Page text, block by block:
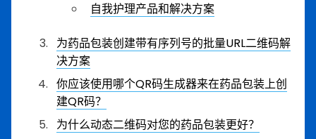
自我护理产品和解决方案
为药品包装创建带有序列号的批量URL二维码解
决方案
你应该使用哪个QR码生成器来在药品包装上创
建QR码？
为什么动态二维码对您的药品包装更好？